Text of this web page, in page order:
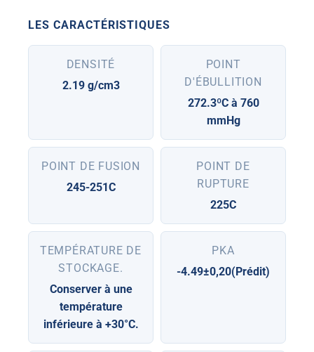
LES CARACTÉRISTIQUES
DENSITÉ
2.19 g/cm3
POINT
D'ÉBULLITION
272.3ºC à 760
mmHg
POINT DE FUSION
245-251C
POINT DE
RUPTURE
225C
TEMPÉRATURE DE
STOCKAGE.
Conserver à une
température
inférieure à +30°C.
PKA
-4.49±0,20(Prédit)